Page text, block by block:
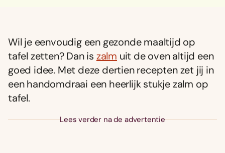
Wil je eenvoudig een gezonde maaltijd op
tafel zetten? Dan is zalm uit de oven altijd een
goed idee. Met deze dertien recepten zet jij in
een handomdraai een heerlijk stukje zalm op
tafel.
Lees verder na de advertentie